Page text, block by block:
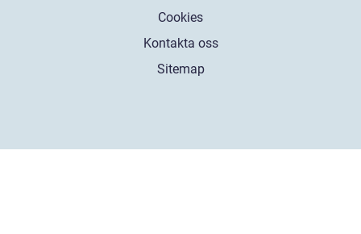
Cookies
Kontakta oss
Sitemap